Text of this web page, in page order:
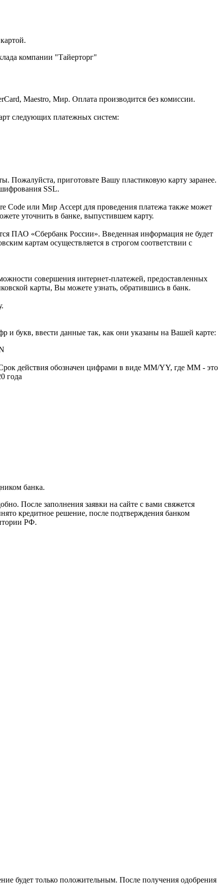
компании "Тайерторг"
Maestro, Мир. Оплата производится без комиссии.
следующих платежных систем:
приготовьте Вашу пластиковую карту заранее.
SSL.
Code или Мир Accept для проведения платежа также может
уточнить в банке, выпустившем карту.
ПАО «Сбербанк России». Введенная информация не будет
картам осуществляется в строгом соответствии с
совершения интернет-платежей, предоставленных
карты, Вы можете узнать, обратившись в банк.
и букв, ввести данные так, как они указаны на Вашей карте:
действия обозначен цифрами в виде MM/YY, где MM - это
года
банка.
После заполнения заявки на сайте с вами свяжется
кредитное решение, после подтверждения банком
РФ.
будет только положительным. После получения одобрения